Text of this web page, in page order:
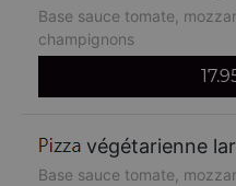
Base sauce tomate,
champignons
végétarienne
Base sauce tomate,